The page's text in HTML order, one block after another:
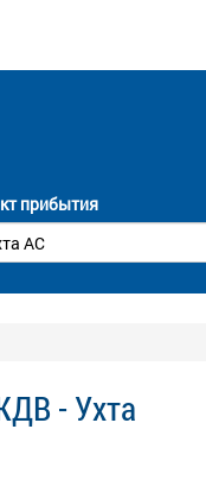
прибытия
- Ухта